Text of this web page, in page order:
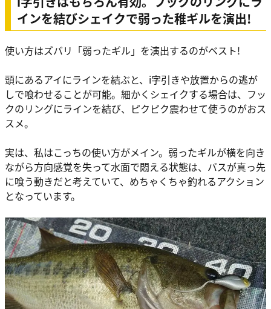
インを結びシェイクで弱った稚ギルを演出!
使い方はズバリ「弱ったギル」を演出するのがベスト!
頭にあるアイにラインを結ぶと、i字引きや放置からの逃が
しで喰わせることが可能。細かくシェイクする場合は、フッ
クのリングにラインを結び、ピクピク震わせて使うのがおス
スメ。
実は、私はこっちの使い方がメイン。弱ったギルが横を向き
ながら方向感覚を失って水面で悶える状態は、バスが真っ先
に喰う動きだと考えていて、めちゃくちゃ釣れるアクション
となっています。